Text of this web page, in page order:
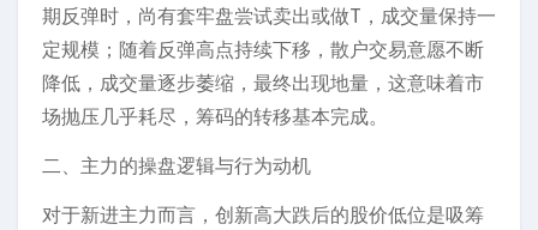
期反弹时，尚有套牢盘尝试卖出或做T，成交量保持一
定规模；随着反弹高点持续下移，散户交易意愿不断
降低，成交量逐步萎缩，最终出现地量，这意味着市
场抛压几乎耗尽，筹码的转移基本完成。
二、主力的操盘逻辑与行为动机
对于新进主力而言，创新高大跌后的股价低位是吸筹